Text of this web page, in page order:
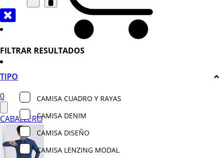
0
CABALLERO
FILTRAR RESULTADOS
TIPO
CAMISA CUADRO Y RAYAS
CAMISA DENIM
CAMISA DISEÑO
CAMISA LENZING MODAL